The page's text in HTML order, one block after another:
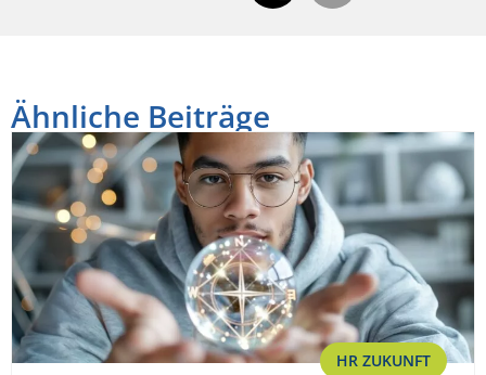
Ähnliche Beiträge
HR ZUKUNFT